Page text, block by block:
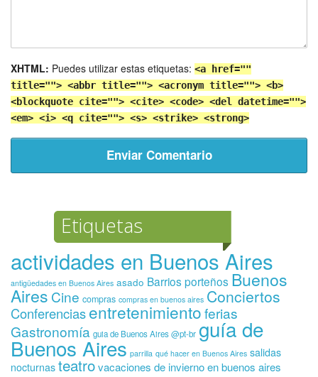
XHTML: Puedes utilizar estas etiquetas: <a href=""
title=""> <abbr title=""> <acronym title=""> <b>
<blockquote cite=""> <cite> <code> <del datetime="">
<em> <i> <q cite=""> <s> <strike> <strong>
Etiquetas
actividades en Buenos Aires
antigüedades en Buenos Aires asado Barrios porteños Buenos
Aires Cine compras compras en buenos aires Conciertos
Conferenciasentretenimientoferias
Gastronomía guia de Buenos Aires @pt-br guía de
Buenos Aires parrilla qué hacer en Buenos Aires salidas
nocturnas teatrovacaciones de invierno en buenos aires